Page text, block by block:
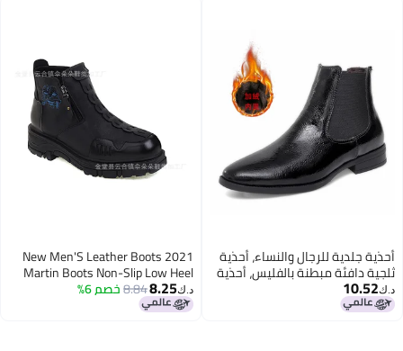
أحذية جلدية للرجال والنساء، أحذية
ثلجية دافئة مبطنة بالفليس، أحذية
مارتن عالية اللمعان بمقاس كبير،
أحذية جلدية أصلية للرجال
د.ك‏10.52
2021 New Men'S Leather Boots
Martin Boots Non-Slip Low Heel
Men'S And Women'S Boots
د.ك‏8.25
8.84خصم 6%